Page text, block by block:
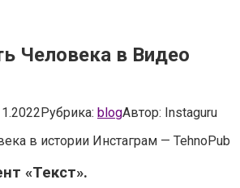
Человека в Видео
Рубрика: blogАвтор: Instaguru
в истории Инстаграм — TehnoPub
«Текст».